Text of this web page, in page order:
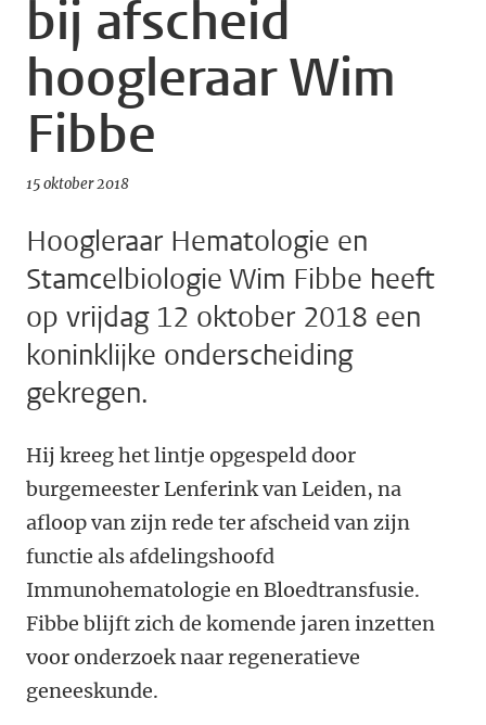
bij afscheid
hoogleraar Wim
Fibbe
15 oktober 2018
Hoogleraar Hematologie en
Stamcelbiologie Wim Fibbe heeft
op vrijdag 12 oktober 2018 een
koninklijke onderscheiding
gekregen.
Hij kreeg het lintje opgespeld door
burgemeester Lenferink van Leiden, na
afloop van zijn rede ter afscheid van zijn
functie als afdelingshoofd
Immunohematologie en Bloedtransfusie.
Fibbe blijft zich de komende jaren inzetten
voor onderzoek naar regeneratieve
geneeskunde.